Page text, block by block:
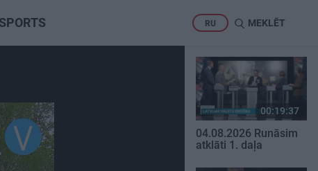
SPORTS RU MEKLĒT
00:19:37
04.08.2026 Runāsim
atklāti 1. daļa